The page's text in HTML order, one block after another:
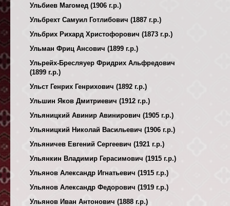
Ульбиев Магомед (1906 г.р.)
Ульбрехт Самуил Готлибович (1887 г.р.)
Ульбрих Рихард Христофорович (1873 г.р.)
Ульман Фриц Ансович (1899 г.р.)
Ульрейх-Бресляуер Фридрих Альфредович
(1899 г.р.)
Ульст Генрих Генрихович (1892 г.р.)
Ульшин Яков Дмитриевич (1912 г.р.)
Ульяницкий Авинир Авинирович (1905 г.р.)
Ульяницкий Николай Васильевич (1906 г.р.)
Ульяничев Евгений Сергеевич (1921 г.р.)
Ульянкин Владимир Герасимович (1915 г.р.)
Ульянов Александр Игнатьевич (1915 г.р.)
Ульянов Александр Федорович (1919 г.р.)
Ульянов Иван Антонович (1888 г.р.)